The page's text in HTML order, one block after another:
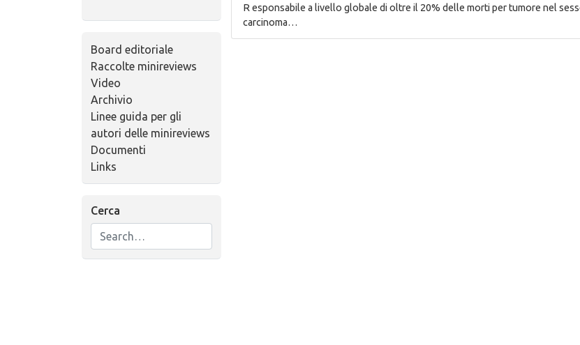
Board editoriale
Raccolte minireviews
Video
Archivio
Linee guida per gli
autori delle minireviews
Documenti
Links
Cerca
R esponsabile a livello globale di oltre il 20% delle morti per tumore nel
carcinoma…